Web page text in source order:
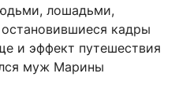
лошадьми,
кадры
и эффект путешествия
муж Марины